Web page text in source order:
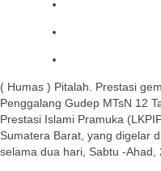
( Humas ) Pitalah. Prestasi
Penggalang Gudep MTsN 12
Prestasi Islami Pramuka
Sumatera Barat, yang digelar
selama dua hari, Sabtu -Ahad,